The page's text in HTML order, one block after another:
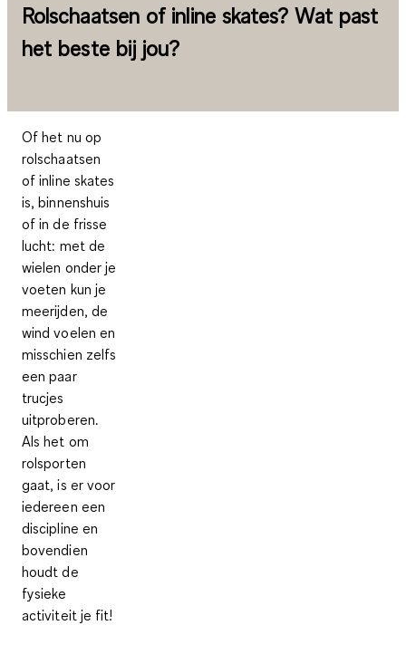
Rolschaatsen of inline skates? Wat past
het beste bij jou?
Of het nu op
rolschaatsen
of inline skates
is, binnenshuis
of in de frisse
lucht: met de
wielen onder je
voeten kun je
meerijden, de
wind voelen en
misschien zelfs
een paar
trucjes
uitproberen.
Als het om
rolsporten
gaat, is er voor
iedereen een
discipline en
bovendien
houdt de
fysieke
activiteit je fit!